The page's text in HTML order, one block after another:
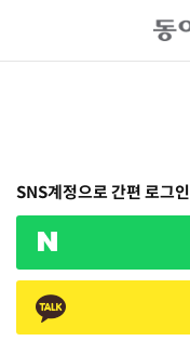
SNS계정으로 간편 로그인